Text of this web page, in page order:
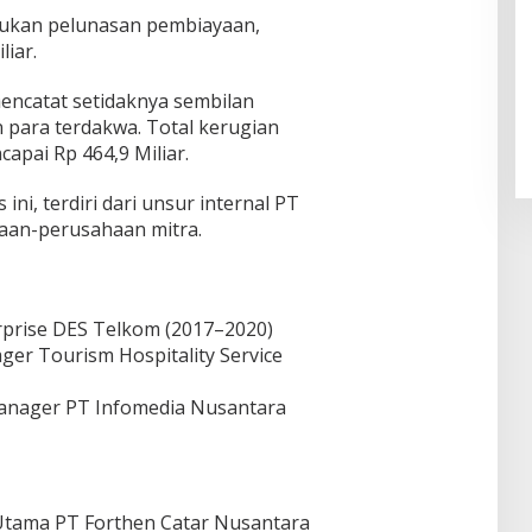
pelunasan pembiayaan,
setidaknya sembilan
terdakwa. Total kerugian
Rp 464,9 Miliar.
ini, terdiri dari unsur internal PT
perusahaan mitra.
DES Telkom (2017–2020)
Tourism Hospitality Service
PT Infomedia Nusantara
PT Forthen Catar Nusantara
Di Daerah, Nasional
09:13 WIB